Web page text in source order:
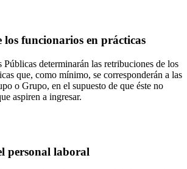
los funcionarios en prácticas
determinarán las retribuciones de los
que, como mínimo, se corresponderán a las
o Grupo, en el supuesto de que éste no
aspiren a ingresar.
personal laboral